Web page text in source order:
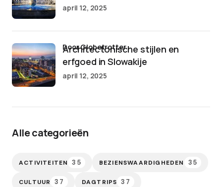
april 12, 2025
Architectonische stijlen en
erfgoed in Slowakije
door Globetrotter
april 12, 2025
Alle categorieën
ACTIVITEITEN 35 BEZIENSWAARDIGHEDEN 35
CULTUUR 37 DAGTRIPS 37